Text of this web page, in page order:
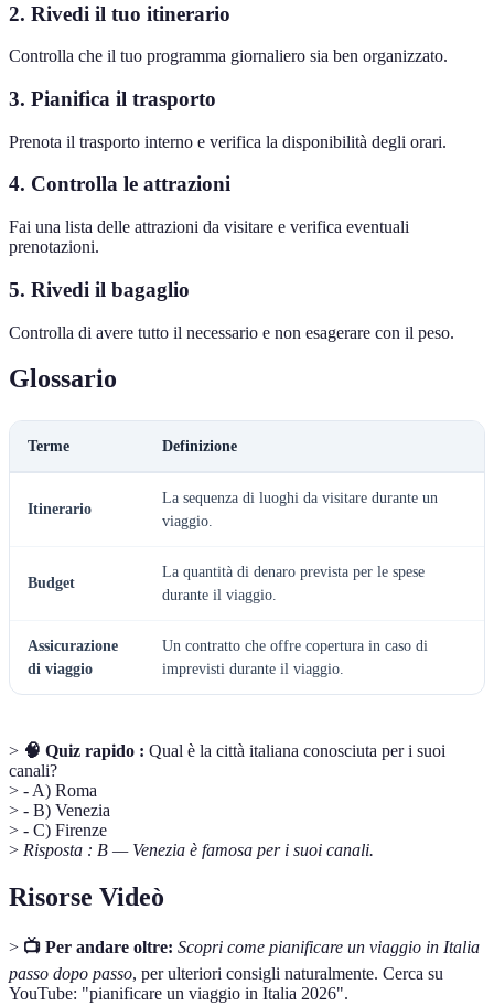
2. Rivedi il tuo itinerario
Controlla che il tuo programma giornaliero sia ben organizzato.
3. Pianifica il trasporto
Prenota il trasporto interno e verifica la disponibilità degli orari.
4. Controlla le attrazioni
Fai una lista delle attrazioni da visitare e verifica eventuali
prenotazioni.
5. Rivedi il bagaglio
Controlla di avere tutto il necessario e non esagerare con il peso.
Glossario
Terme Definizione
Itinerario
La sequenza di luoghi da visitare durante un
viaggio.
Budget
La quantità di denaro prevista per le spese
durante il viaggio.
Assicurazione
di viaggio
Un contratto che offre copertura in caso di
imprevisti durante il viaggio.
> 🧠 Quiz rapido : Qual è la città italiana conosciuta per i suoi
canali?
> - A) Roma
> - B) Venezia
> - C) Firenze
> Risposta : B — Venezia è famosa per i suoi canali.
Risorse Videò
> 📺 Per andare oltre: Scopri come pianificare un viaggio in Italia
passo dopo passo, per ulteriori consigli naturalmente. Cerca su
YouTube: "pianificare un viaggio in Italia 2026".